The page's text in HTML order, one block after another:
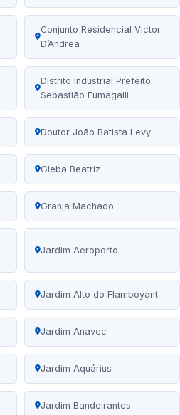
Conjunto Residencial Victor
D’Andrea
Distrito Industrial Prefeito
Sebastião Fumagalli
Doutor João Batista Levy
Gleba Beatriz
Granja Machado
Jardim Aeroporto
Jardim Alto do Flamboyant
Jardim Anavec
Jardim Aquárius
Jardim Bandeirantes